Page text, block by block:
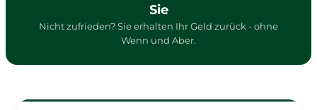
Sie
Nicht zufrieden? Sie erhalten Ihr Geld zurück - ohne
Wenn und Aber.